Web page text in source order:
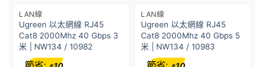
LAN線
Ugreen 以太網線 RJ45
Cat8 2000Mhz 40 Gbps 3
米 | NW134 / 10982
LAN線
Ugreen 以太網線 RJ45
Cat8 2000Mhz 40 Gbps 5
米 | NW134 / 10983